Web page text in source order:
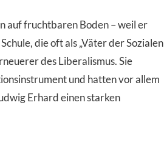
auf fruchtbaren Boden – weil er
die oft als „Väter der Sozialen
des Liberalismus. Sie
und hatten vor allem
Erhard einen starken